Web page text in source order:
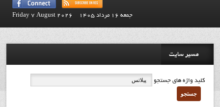
جمعه 16 مرداد 1405 Friday 7 August 2026
مسیر سایت
کلید واژه های جستجو
جستجو